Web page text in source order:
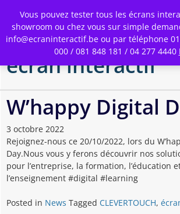
Vous pouvez tester tous les écrans
showroom ou chez vous sur simple
info@ecraninteractif.be ou par téléphone
000 / 081 848 181 / 04 277 4440
Skip
main
Menu
écran interactif
W’happy Digital
3 octobre 2022
Rejoignez-nous ce 20/10/2022, lors du
Day.Nous vous y ferons découvrir nos
pour l’entreprise, la formation, l’éducation
l’enseignement #digital #learning
Posted in News Tagged CLEVERTOUCH,